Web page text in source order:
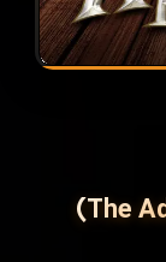
فیلم خانواده آدامز (The Addams Family)